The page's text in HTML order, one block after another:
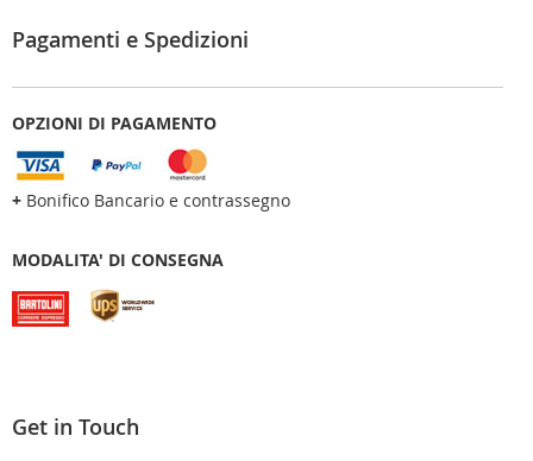
Pagamenti e Spedizioni
OPZIONI DI PAGAMENTO
+ Bonifico Bancario e contrassegno
MODALITA' DI CONSEGNA
Get in Touch